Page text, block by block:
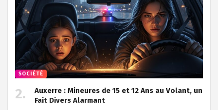
SOCIÉTÉ
Auxerre : Mineures de 15 et 12 Ans au Volant, un
Fait Divers Alarmant